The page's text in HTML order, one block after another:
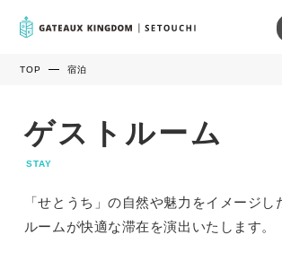
TOP 宿泊
ゲストルーム
STAY
「せとうち」の自然や魅力をイメージし
ルームが快適な滞在を演出いたします。